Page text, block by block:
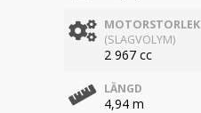
MOTORSTORLEK
(SLAGVOLYM)
2 967 cc
LÄNGD
4,94 m